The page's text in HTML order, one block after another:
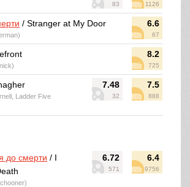
83 1126
6.6
67
/ Stranger at My Door
8.2
725
7.48
32
7.5
888
Ladder Five
6.72
571
6.4
9756
до смерти / I